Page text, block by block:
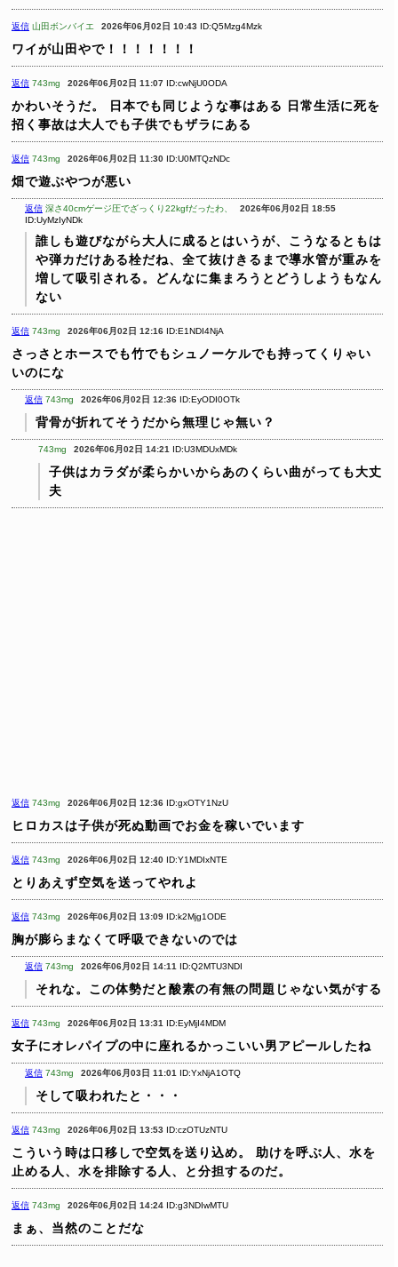
返信 山田ボンバイエ 2026年06月02日 10:43 ID:Q5Mzg4Mzk
ワイが山田やで！！！！！！！
返信 743mg 2026年06月02日 11:07 ID:cwNjU0ODA
かわいそうだ。 日本でも同じような事はある
日常生活に死を
招く事故は大人でも子供でもザラにある
返信 743mg 2026年06月02日 11:30 ID:U0MTQzNDc
畑で遊ぶやつが悪い
返信 深さ40cmゲージ圧でざっくり22kgfだったわ、
2026年06月02日 18:55
ID:UyMzIyNDk
誰しも遊びながら大人に成るとはいうが、こうなるともは
や弾カだけある栓だね、全て抜けきるまで導水管が重みを
増して吸引される。どんなに集まろうとどうしようもなん
ない
返信 743mg 2026年06月02日 12:16 ID:E1NDI4NjA
さっさとホースでも竹でもシュノーケルでも持ってくりゃい
いのにな
返信 743mg 2026年06月02日 12:36 ID:EyODI0OTk
背骨が折れてそうだから無理じゃ無い？
743mg 2026年06月02日 14:21 ID:U3MDUxMDk
子供はカラダが柔らかいからあのくらい曲がっても大丈
夫
返信 743mg 2026年06月02日 12:36 ID:gxOTY1NzU
ヒロカスは子供が死ぬ動画でお金を稼いでいます
返信 743mg 2026年06月02日 12:40 ID:Y1MDIxNTE
とりあえず空気を送ってやれよ
返信 743mg 2026年06月02日 13:09 ID:k2Mjg1ODE
胸が膨らまなくて呼吸できないのでは
返信 743mg 2026年06月02日 14:11 ID:Q2MTU3NDI
それな。この体勢だと酸素の有無の問題じゃない気がする
返信 743mg 2026年06月02日 13:31 ID:EyMjI4MDM
女子にオレパイプの中に座れるかっこいい男アピールしたね
返信 743mg 2026年06月03日 11:01 ID:YxNjA1OTQ
そして吸われたと・・・
返信 743mg 2026年06月02日 13:53 ID:czOTUzNTU
こういう時は口移しで空気を送り込め。
助けを呼ぶ人、水を
止める人、水を排除する人、と分担するのだ。
返信 743mg 2026年06月02日 14:24 ID:g3NDIwMTU
まぁ、当然のことだな